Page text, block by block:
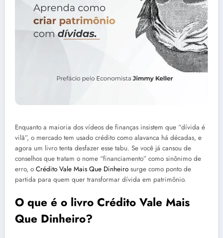
Enquanto a maioria dos vídeos de finanças insistem que “dívida é
vilã”, o mercado tem usado crédito como alavanca há décadas, e
agora um livro tenta desfazer esse tabu. Se você já cansou de
conselhos que tratam o nome “financiamento” como sinônimo de
erro, o Crédito Vale Mais Que Dinheiro surge como ponto de
partida para quem quer transformar dívida em patrimônio.
O que é o livro Crédito Vale Mais
Que Dinheiro?